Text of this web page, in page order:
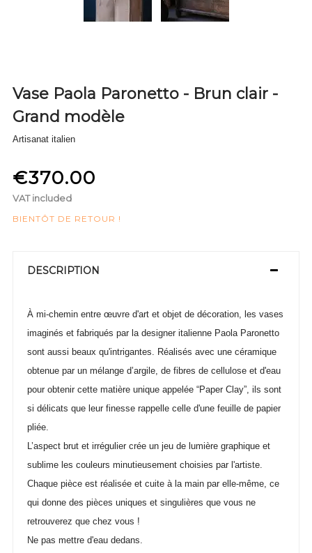
Vase Paola Paronetto - Brun clair -
Grand modèle
Artisanat italien
€370.00
VAT included
BIENTÔT DE RETOUR !
DESCRIPTION
À mi-chemin entre œuvre d'art et objet de décoration, les vases
imaginés et fabriqués par la designer italienne Paola Paronetto
sont aussi beaux qu'intrigantes. Réalisés avec une céramique
obtenue par un mélange d’argile, de fibres de cellulose et d'eau
pour obtenir cette matière unique appelée “Paper Clay”, ils sont
si délicats que leur finesse rappelle celle d'une feuille de papier
pliée.
L’aspect brut et irrégulier crée un jeu de lumière graphique et
sublime les couleurs minutieusement choisies par l'artiste.
Chaque pièce est réalisée et cuite à la main par elle-même, ce
qui donne des pièces uniques et singulières que vous ne
retrouverez que chez vous !
Ne pas mettre d'eau dedans.